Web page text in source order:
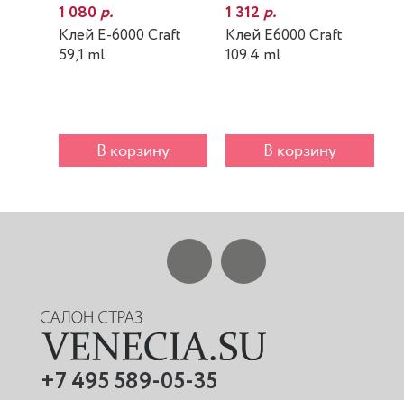
1 080р.
Клей E-6000 Craft
59,1 ml
В корзину
1 312р.
Клей E6000 Craft
109.4 ml
В корзину
+7 495 589-05-35